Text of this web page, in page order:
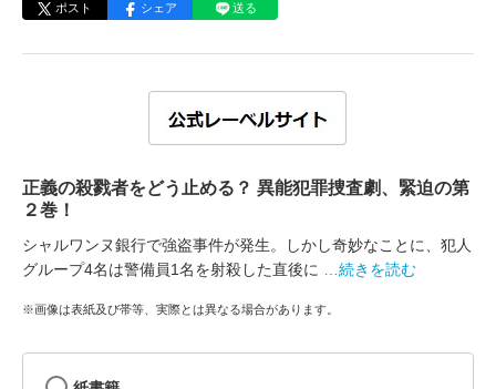
ポスト シェア 送る
正義の殺戮者をどう止める？ 異能犯罪捜査劇、緊迫の第
２巻！
シャルワンヌ銀行で強盗事件が発生。しかし奇妙なことに、犯人
グループ4名は警備員1名を射殺した直後に
…続きを読む
※画像は表紙及び帯等、実際とは異なる場合があります。